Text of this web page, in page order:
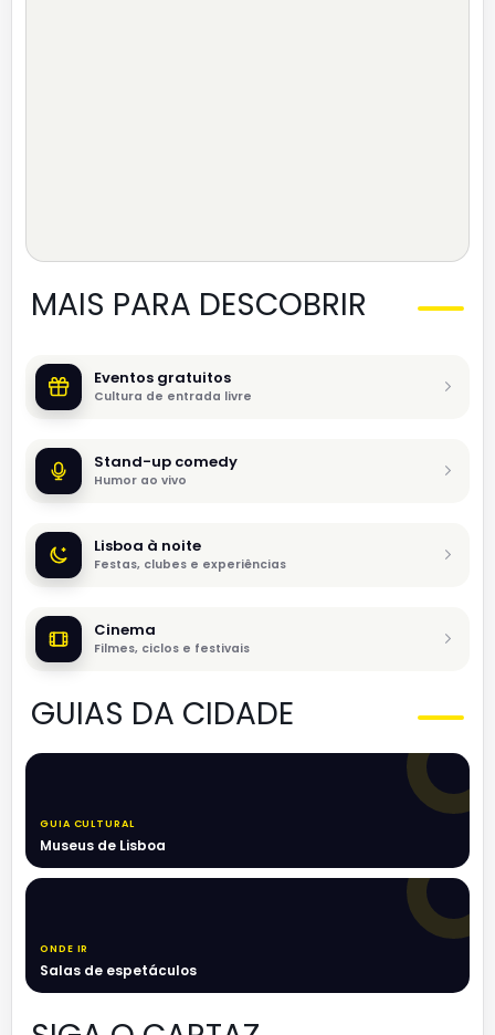
MAIS PARA DESCOBRIR
Eventos gratuitos
Cultura de entrada livre
Stand-up comedy
Humor ao vivo
Lisboa à noite
Festas, clubes e experiências
Cinema
Filmes, ciclos e festivais
GUIAS DA CIDADE
GUIA CULTURAL
Museus de Lisboa
ONDE IR
Salas de espetáculos